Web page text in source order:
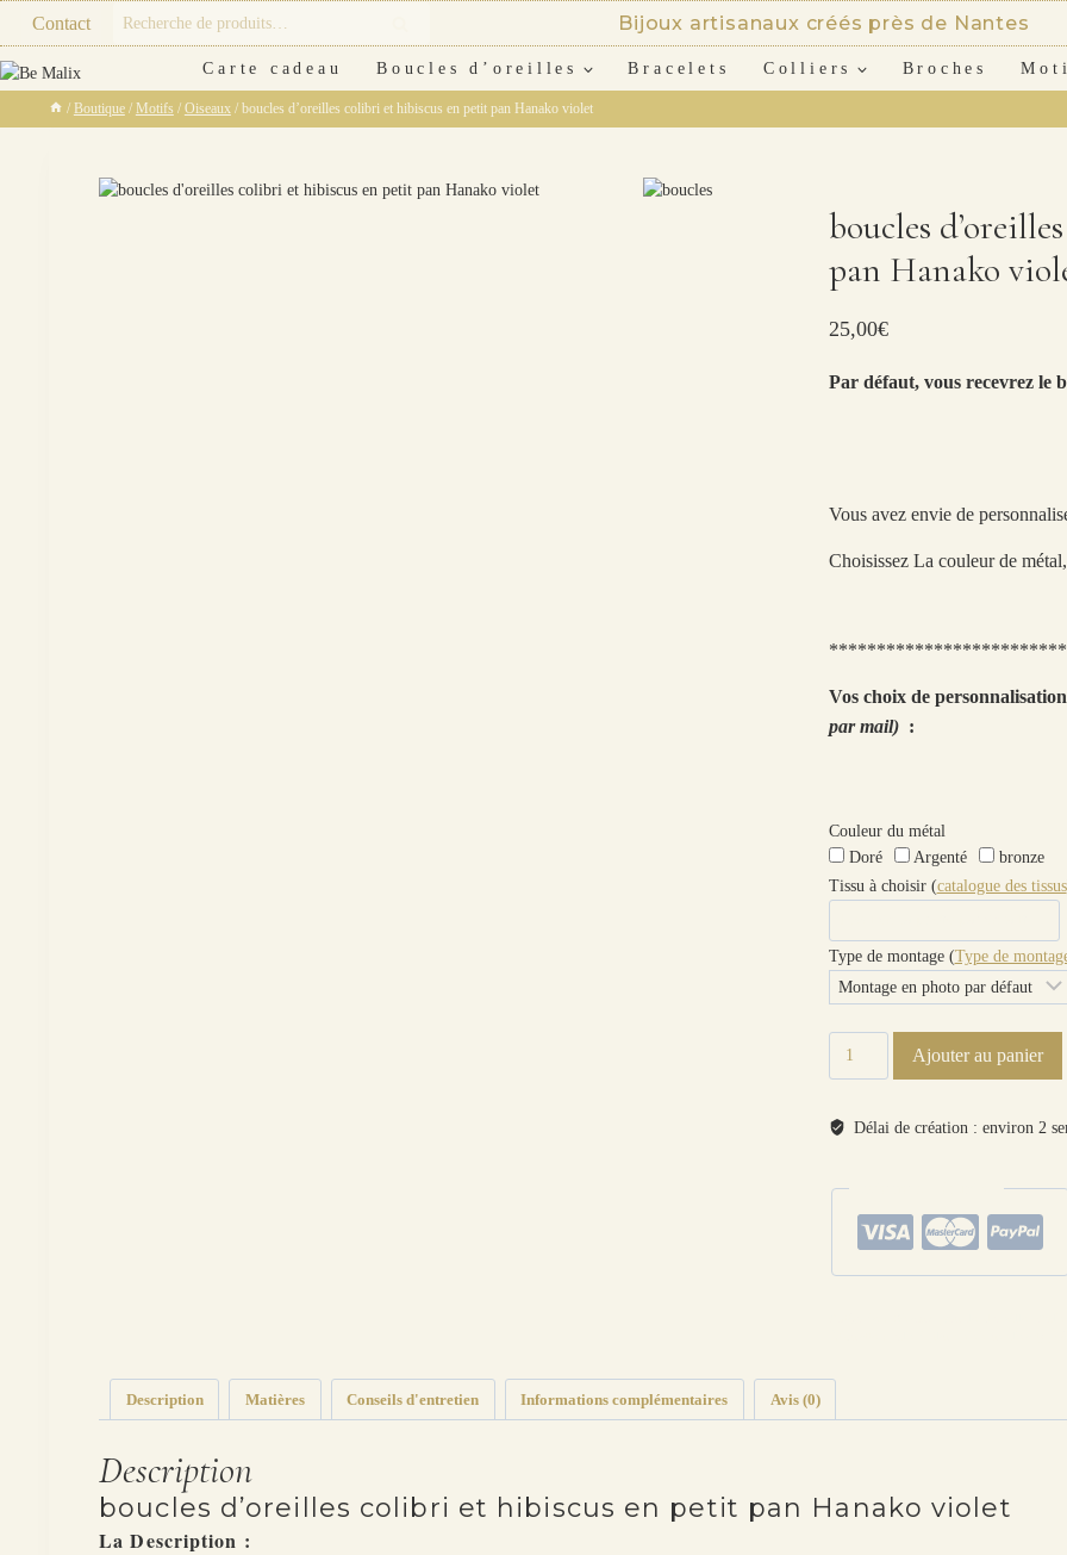
content
Contact
Recherche
Bijoux artisanaux créés près de Nantes
Carte cadeau Boucles d’oreilles Bracelets Colliers Broches
/ Boutique / Motifs / Oiseaux / boucles d’oreilles colibri et hibiscus en petit pan Hanako violet
boucles
pan Hanako
25,00€
Par défaut, vous recevrez le
Vous avez envie de
Choisissez La couleur de
Vos choix de
par mail):
Couleur du métal
Doré
Argenté
bronze
Tissu à choisir (catalogue des tissus
Type de montage (Type de
d'oreilles colibri
Hanako
Ajouter au panier
Délai de création : environ 2
Description Matières Conseils d'entretien Informations complémentaires Avis (0)
Description
boucles d’oreilles colibri et hibiscus en petit pan Hanako violet
La Description :